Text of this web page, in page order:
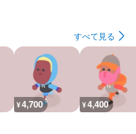
すべて見る
¥4,700 ¥4,400